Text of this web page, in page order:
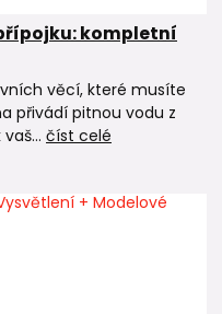
kompletní
věcí, které musíte
přivádí pitnou vodu z
číst celé